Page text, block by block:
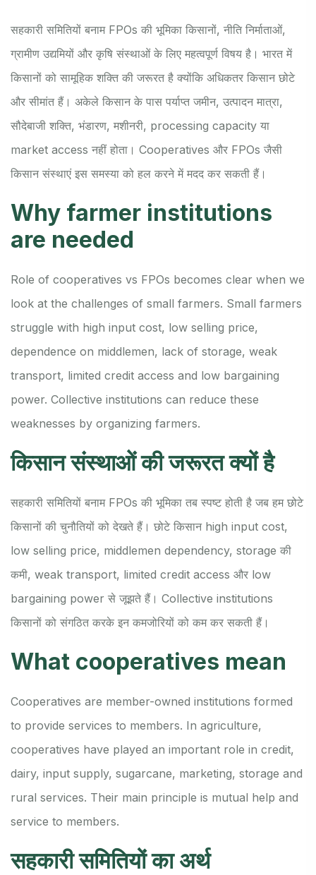
सहकारी समितियों बनाम FPOs की भूमिका किसानों, नीति निर्माताओं,
ग्रामीण उद्यमियों और कृषि संस्थाओं के लिए महत्वपूर्ण विषय है। भारत में
किसानों को सामूहिक शक्ति की जरूरत है क्योंकि अधिकतर किसान छोटे
और सीमांत हैं। अकेले किसान के पास पर्याप्त जमीन, उत्पादन मात्रा,
सौदेबाजी शक्ति, भंडारण, मशीनरी, processing capacity या
market access नहीं होता। Cooperatives और FPOs जैसी
किसान संस्थाएं इस समस्या को हल करने में मदद कर सकती हैं।
Why farmer institutions
are needed
Role of cooperatives vs FPOs becomes clear when we
look at the challenges of small farmers. Small farmers
struggle with high input cost, low selling price,
dependence on middlemen, lack of storage, weak
transport, limited credit access and low bargaining
power. Collective institutions can reduce these
weaknesses by organizing farmers.
किसान संस्थाओं की जरूरत क्यों है
सहकारी समितियों बनाम FPOs की भूमिका तब स्पष्ट होती है जब हम छोटे
किसानों की चुनौतियों को देखते हैं। छोटे किसान high input cost,
low selling price, middlemen dependency, storage की
कमी, weak transport, limited credit access और low
bargaining power से जूझते हैं। Collective institutions
किसानों को संगठित करके इन कमजोरियों को कम कर सकती हैं।
What cooperatives mean
Cooperatives are member-owned institutions formed
to provide services to members. In agriculture,
cooperatives have played an important role in credit,
dairy, input supply, sugarcane, marketing, storage and
rural services. Their main principle is mutual help and
service to members.
सहकारी समितियों का अर्थ